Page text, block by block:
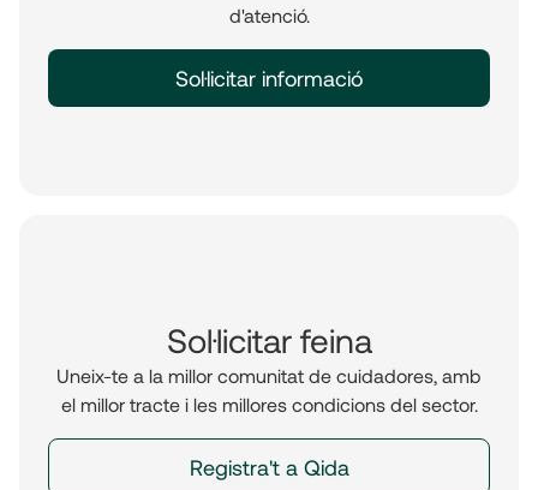
d'atenció.
Sol·licitar informació
Sol·licitar feina
Uneix-te a la millor comunitat de cuidadores, amb
el millor tracte i les millores condicions del sector.
Registra't a Qida